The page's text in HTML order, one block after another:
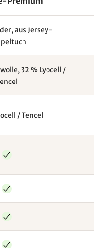
aus Jersey-
32 % Lyocell /
/ Tencel